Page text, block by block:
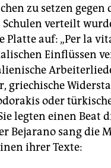
zu setzen gegen
verteilt
Platte auf: „Per la
Einflüssen
griechische
oder
legten einen Beat
Bejarano sang die
ihrer Texte: